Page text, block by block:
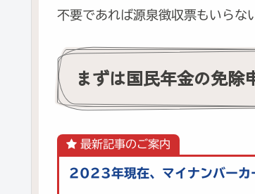
不要であれば源泉徴収票もいらな
まずは国民年金の免除
最新記事のご案内
2023年現在、マイナンバーカ